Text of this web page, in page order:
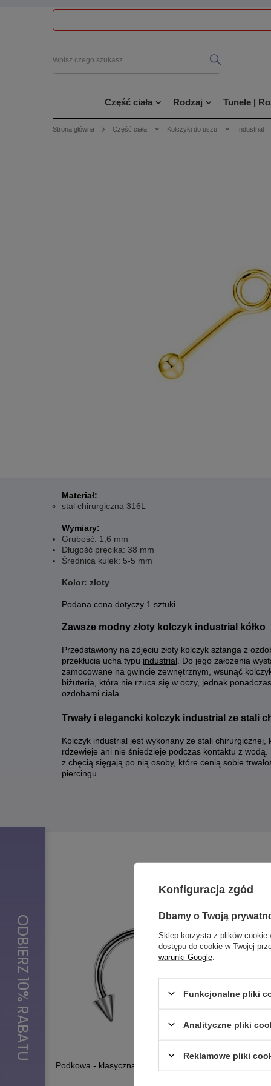
Część ciała Rodzaj Tunele |
Strona główna Część ciała Kolczyki do uszu Industrial
Materiał:
stal chirurgiczna 316L
Wymiary:
Grubość: 1,6 mm
Długość pręcika: 38 mm
Średnica kulek: 5-5 mm
Kolor: złoty
Podana cena dotyczy 1 sztuki.
Zawsze modny złoty kolczyk industrial kółko
Przedstawiony na zdjęciu złoty kolczyk sztanga z
przekłucia ucha typu industrial . Do jego założenia
zamocowane na gwincie zewnętrznym, wsunąć
biżuteria, która nie rzuca się w oczy, jednak
ozdobami ciała.
Trwały i elegancki kolczyk industrial ze stali
Kolczyk industrial jest wykonany ze stali chirurgicznej,
rdzewieje ani nie śniedzieje podczas kontaktu z
z chęcią sięgają po nią osoby, które cenią sobie
piercingu.
Podkowa - klasyczna stożki - P-002
Konfiguracja zgód
Dbamy o Twoją
Sklep korzysta z plików cookie
dostępu do cookie w Twojej
warunki Google
Funkcjonalne pliki
Analityczne pliki
Reklamowe pliki